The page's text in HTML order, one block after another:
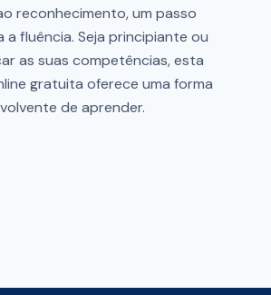
reconhecimento, um passo
a fluência. Seja principiante ou
as suas competências, esta
gratuita oferece uma forma
de aprender.